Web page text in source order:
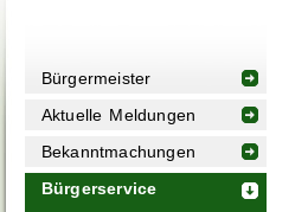
Bürgermeister
Aktuelle Meldungen
Bekanntmachungen
Bürgerservice